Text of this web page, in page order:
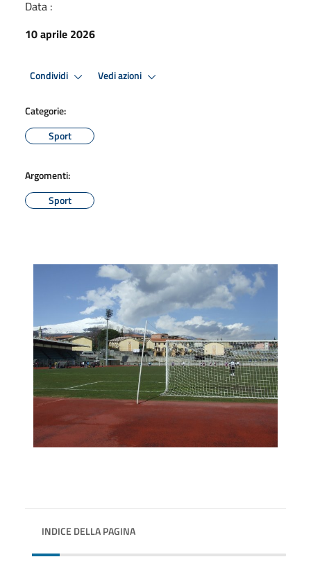
Data :
10 aprile 2026
Condividi Vedi azioni
Categorie:
Sport
Argomenti:
Sport
INDICE DELLA PAGINA